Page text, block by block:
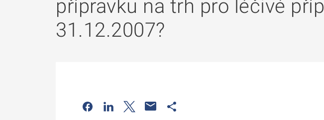
přípravku na trh pro léčivé
31.12.2007?
Odkaz se otevře na nové kartě
Odkaz se otevře na nové kartě
Odkaz se otevře na nové kartě